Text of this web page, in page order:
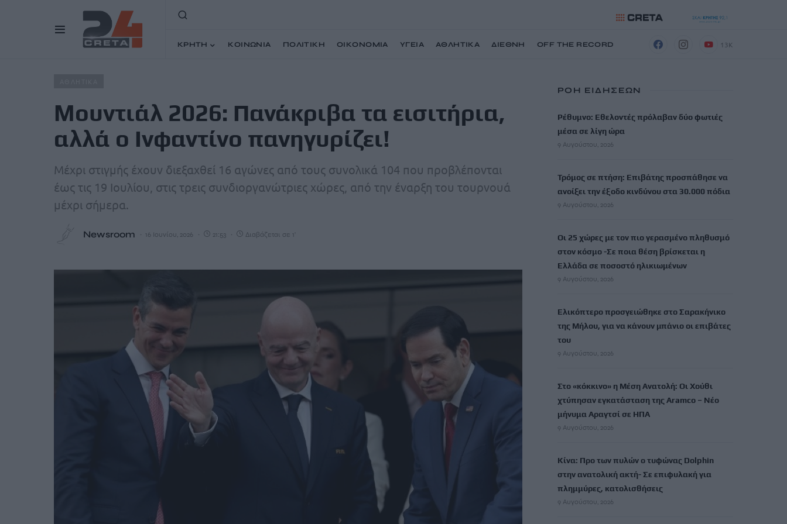
ΚΡΗΤΗ ΚΟΙΝΩΝΙΑ ΠΟΛΙΤΙΚΗ ΟΙΚΟΝΟΜΙΑ ΥΓΕΙΑ ΑΘΛΗΤΙΚΑ ΔΙΕΘΝΗ OFF THE RECORD
13K
Μουντιάλ 2026: Πανάκριβα τα εισιτήρια,
αλλά ο Ινφαντίνο πανηγυρίζει!
Μέχρι στιγμής έχουν διεξαχθεί 16 αγώνες από τους συνολικά 104 που προβλέπονται
έως τις 19 Ιουλίου, στις τρεις συνδιοργανώτριες χώρες, από την έναρξη του τουρνουά
μέχρι σήμερα.
Newsroom 16 Ιουνίου, 2026 21:53 Διαβάζεται σε 1'
ΡΟΗ ΕΙΔΗΣΕΩΝ
Ρέθυμνο: Εθελοντές πρόλαβαν δύο φωτιές
μέσα σε λίγη ώρα
9 Αυγούστου, 2026
Τρόμος σε πτήση: Επιβάτης προσπάθησε να
ανοίξει την έξοδο κινδύνου στα 30.000 πόδια
9 Αυγούστου, 2026
Οι 25 χώρες με τον πιο γερασμένο πληθυσμό
στον κόσμο -Σε ποια θέση βρίσκεται η
Ελλάδα σε ποσοστό ηλικιωμένων
9 Αυγούστου, 2026
Ελικόπτερο προσγειώθηκε στο Σαρακήνικο
της Μήλου, για να κάνουν μπάνιο οι επιβάτες
του
9 Αυγούστου, 2026
Στο «κόκκινο» η Μέση Ανατολή: Οι Χούθι
χτύπησαν εγκατάσταση της Aramco – Νέο
μήνυμα Αραγτσί σε ΗΠΑ
9 Αυγούστου, 2026
Κίνα: Προ των πυλών ο τυφώνας Dolphin
στην ανατολική ακτή- Σε επιφυλακή για
πλημμύρες, κατολισθήσεις
9 Αυγούστου, 2026